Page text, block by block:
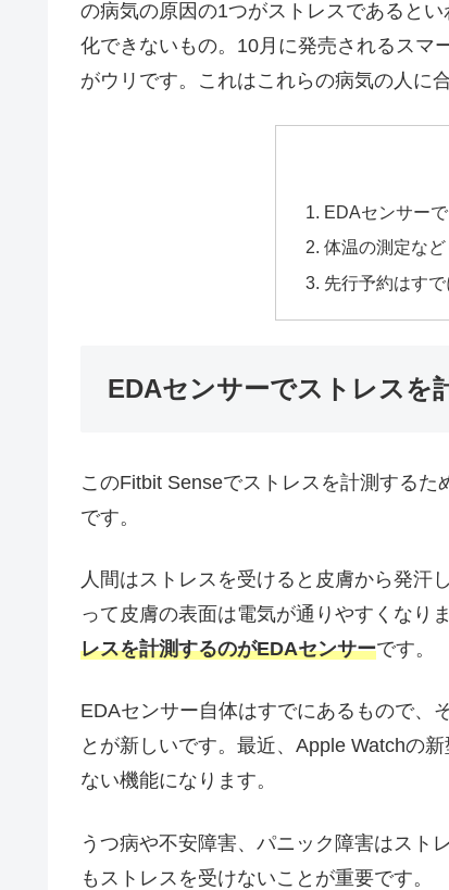
の病気の原因の1つがストレスであると
化できないもの。10月に発売されるスマ
がウリです。これはこれらの病気の人に
EDAセンサー
体温の測定な
先行予約はす
EDAセンサーでストレスを
このFitbit Senseでストレスを計測するた
です。
人間はストレスを受けると皮膚から発汗
って皮膚の表面は電気が通りやすくなり
レスを計測するのがEDAセンサーです。
EDAセンサー自体はすでにあるもので、
とが新しいです。最近、Apple Watchの
ない機能になります。
うつ病や不安障害、パニック障害はスト
もストレスを受けないことが重要です。